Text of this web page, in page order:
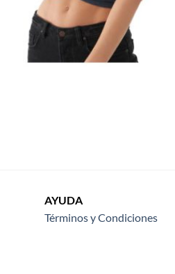
AYUDA
Términos y Condiciones